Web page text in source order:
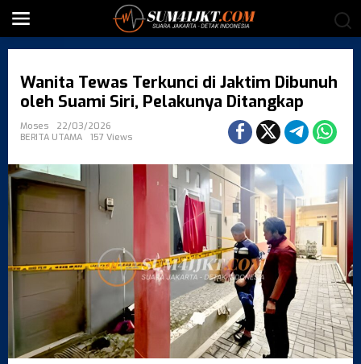
i
Wanita Tewas Terkunci di Jaktim Dibunuh
oleh Suami Siri, Pelakunya Ditangkap
Moses
22/03/2026
BERITA UTAMA
157 Views